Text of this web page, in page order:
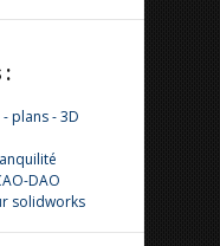
:
plans - 3D
DAO
solidworks